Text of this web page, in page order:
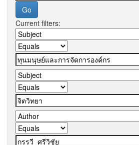
Current filters: